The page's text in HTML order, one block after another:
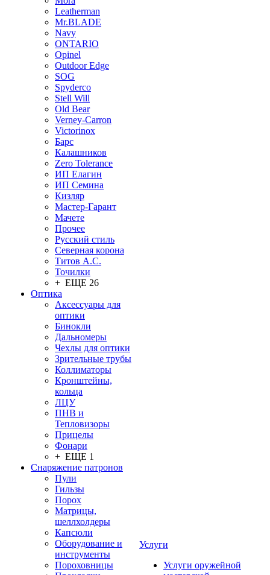
Leatherman
Mr.BLADE
Navy
ONTARIO
Opinel
Outdoor Edge
SOG
Spyderco
Stell Will
Old Bear
Verney-Carron
Victorinox
Барс
Калашников
Zero Tolerance
ИП Елагин
ИП Семина
Кизляр
Мастер-Гарант
Мачете
Прочее
Русский стиль
Северная корона
Титов А.С.
Точилки
+ ЕЩЕ 26
Оптика
Аксессуары для
оптики
Бинокли
Дальномеры
Чехлы для оптики
Зрительные трубы
Коллиматоры
Кронштейны,
кольца
ЛЦУ
ПНВ и
Тепловизоры
Прицелы
Фонари
+ ЕЩЕ 1
Снаряжение патронов
Пули
Гильзы
Порох
Матрицы,
шеллхолдеры
Капсюли
Оборудование и
инструменты
Пороховницы
Услуги
Услуги оружейной